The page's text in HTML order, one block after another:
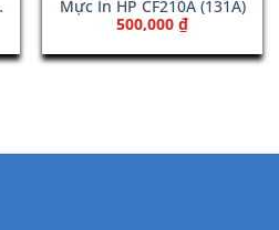
Mực In HP CF210A (131A)
500,000 ₫